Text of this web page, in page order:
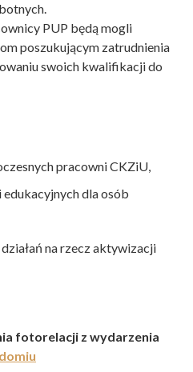
PUP będą mogli
poszukującym zatrudnienia
swoich kwalifikacji do
pracowni CKZiU,
dla osób
na rzecz aktywizacji
fotorelacji z wydarzenia